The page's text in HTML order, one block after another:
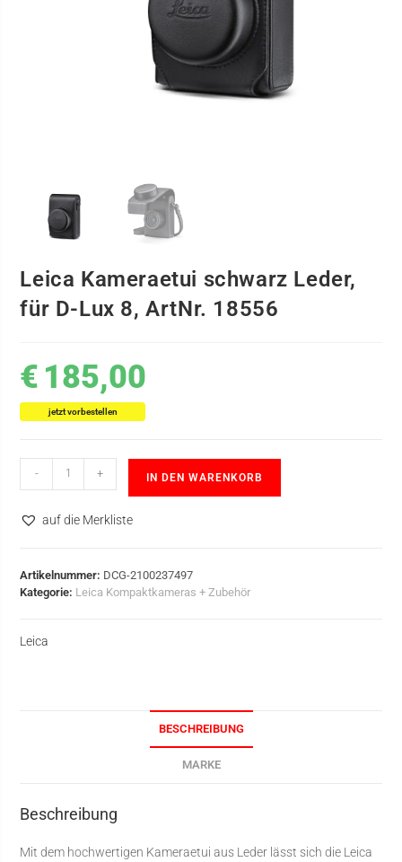
Leica Kameraetui schwarz Leder,
für D-Lux 8, ArtNr. 18556
€ 185,00
jetzt vorbestellen
- + IN DEN WARENKORB
auf die Merkliste
Artikelnummer: DCG-2100237497
Kategorie: Leica Kompaktkameras + Zubehör
Leica
BESCHREIBUNG
MARKE
Beschreibung
Mit dem hochwertigen Kameraetui aus Leder lässt sich die Leica